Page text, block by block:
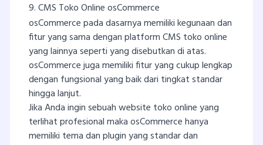
9. CMS Toko Online osCommerce
osCommerce pada dasarnya memiliki kegunaan dan
fitur yang sama dengan platform CMS toko online
yang lainnya seperti yang disebutkan di atas.
osCommerce juga memiliki fitur yang cukup lengkap
dengan fungsional yang baik dari tingkat standar
hingga lanjut.
Jika Anda ingin sebuah website toko online yang
terlihat profesional maka osCommerce hanya
memiliki tema dan plugin yang standar dan